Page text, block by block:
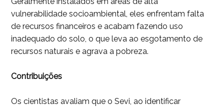
vulnerabilidade socioambiental, eles enfrentam falta
de recursos financeiros e acabam fazendo uso
inadequado do solo, o que leva ao esgotamento de
recursos naturais e agrava a pobreza.
Contribuições
Os cientistas avaliam que o Sevi, ao identificar